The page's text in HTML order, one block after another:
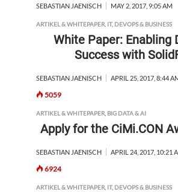
SEBASTIAN JAENISCH MAY 2, 2017, 9:05 AM
ARTIKEL & WHITEPAPER IT, DEVOPS & BUSINESS
White Paper: Enabling
Success with
SEBASTIAN JAENISCH APRIL 25, 2017, 8:44
5059
ARTIKEL & WHITEPAPER BIG DATA & AI
Apply for the CiMi.CON
SEBASTIAN JAENISCH APRIL 24, 2017, 10:21
6924
ARTIKEL & WHITEPAPER IT, DEVOPS & BUSINESS